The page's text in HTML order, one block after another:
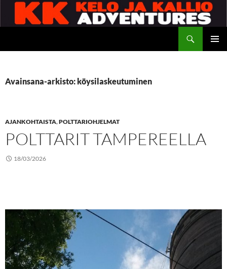
Siirry
sisältöön
Avainsana-arkisto: köysilaskeutuminen
AJANKOHTAISTA,POLTTARIOHJELMAT
POLTTARIT TAMPEREELLA
18/03/2026